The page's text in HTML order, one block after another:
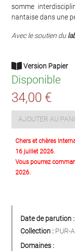
somme
nantaise dans une
Avec le soutien du
Version Papier
Disponible
34,00 €
AJOUTER AU
Chers et chères
16 juillet 2026.
Vous pourrez
2026.
Date de parution :
Collection : PUR-
Domaines :